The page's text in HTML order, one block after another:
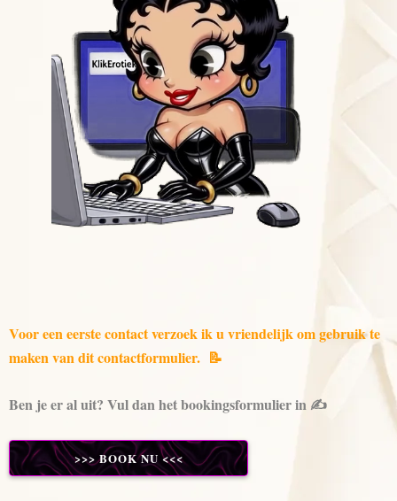
Voor een eerste contact verzoek ik u vriendelijk om gebruik te
maken van dit contactformulier. 📝
Ben je er al uit? Vul dan het bookingsformulier in ✍️
>>> BOOK NU <<<